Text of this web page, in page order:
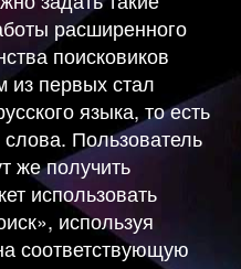
расширенного
поисковиков
из первых стал
языка, то есть
Пользователь
же получить
использовать
используя
соответствующую